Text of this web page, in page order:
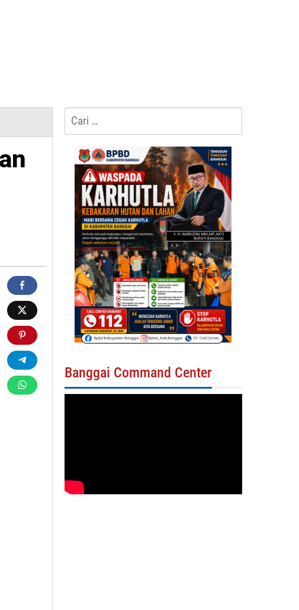
Cari
untuk:
Banggai Command Center